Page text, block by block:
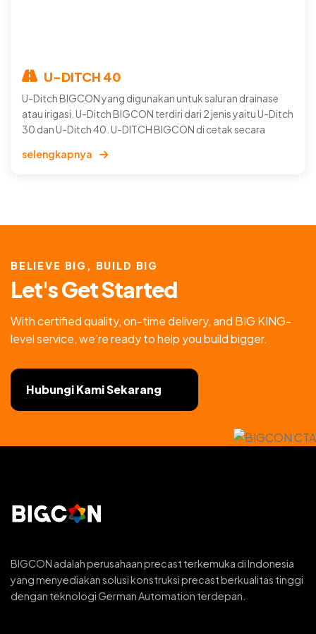
U-DITCH 40
U-Ditch BIGCON yang digunakan untuk saluran drainase
atau irigasi. U-Ditch BIGCON terdiri dari 2 jenis yaitu U-Ditch
30 dan U-Ditch 40. U-DITCH BIGCON di cetak secara
selengkapnya
BELIEVE BIG, BUILD BIG
Let'sGetStarted
With certified quality, on-time delivery, and BIG KING-
level service, we're ready to help you build bigger.
Hubungi Kami Sekarang
BIGCON adalah perusahaan precast terkemuka di Indonesia
yang menyediakan solusi konstruksi precast berkualitas tinggi
dengan teknologi German Automation terdepan.